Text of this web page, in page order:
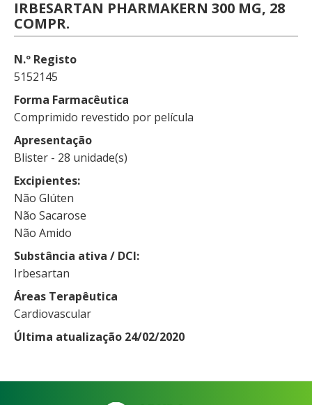
IRBESARTAN PHARMAKERN 300 MG, 28
COMPR.
N.º Registo
5152145
Forma Farmacêutica
Comprimido revestido por película
Apresentação
Blister - 28 unidade(s)
Excipientes
Não Glúten
Não Sacarose
Não Amido
Substância ativa / DCI
Irbesartan
Áreas Terapêutica
Cardiovascular
Última atualização 24/02/2020